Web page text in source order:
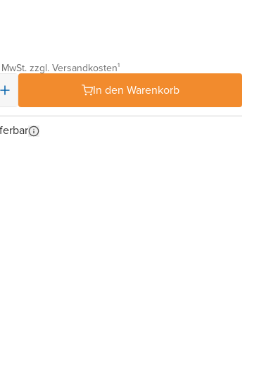
zzgl. Versandkosten¹
In den Warenkorb